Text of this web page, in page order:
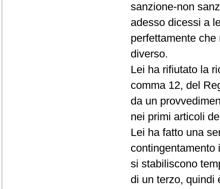
sanzione-non
adesso dicessi a
perfettamente
diverso.
Lei ha rifiutato la
comma 12, del
da un
nei primi articoli
Lei ha fatto una
contingentamento
si stabiliscono
di un terzo, quindi